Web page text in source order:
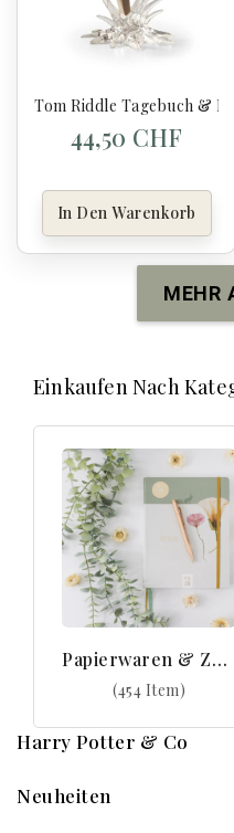
Tom Riddle Tagebuch &
44,50 CHF
In Den Warenkorb
MEHR
Einkaufen Nach
Papierwaren & Zubehör
(454 Item)
Harry Potter & Co
Neuheiten